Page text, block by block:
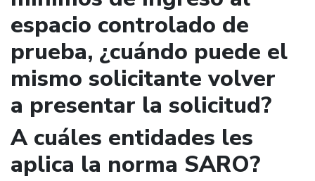
espacio controlado de
prueba, ¿cuándo puede el
mismo solicitante volver
a presentar la solicitud?
A cuáles entidades les
aplica la norma SARO?